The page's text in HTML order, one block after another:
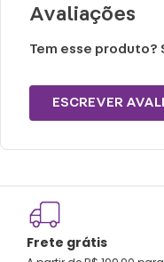
Não vai ao
louças.
Choques ou
quebrar o
produto de
Avaliações
Tem esse
ESCREVER
Frete grátis